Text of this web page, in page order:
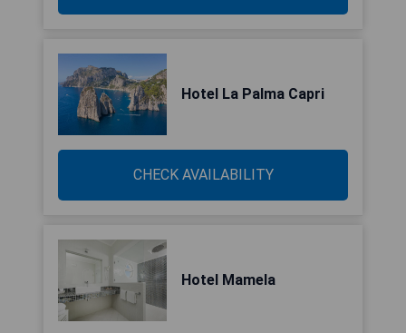
Hotel La Palma Capri
CHECK AVAILABILITY
Hotel Mamela